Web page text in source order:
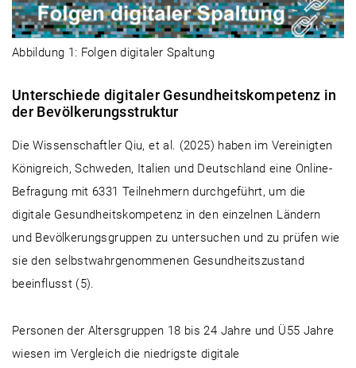
Abbildung 1: Folgen digitaler Spaltung
Unterschiede digitaler Gesundheitskompetenz in
der Bevölkerungsstruktur
Die Wissenschaftler Qiu, et al. (2025) haben im Vereinigten
Königreich, Schweden, Italien und Deutschland eine Online-
Befragung mit 6331 Teilnehmern durchgeführt, um die
digitale Gesundheitskompetenz in den einzelnen Ländern
und Bevölkerungsgruppen zu untersuchen und zu prüfen wie
sie den selbstwahrgenommenen Gesundheitszustand
beeinflusst (5).
Personen der Altersgruppen 18 bis 24 Jahre und Ü55 Jahre
wiesen im Vergleich die niedrigste digitale